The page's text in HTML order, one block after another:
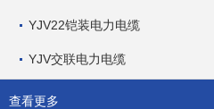
YJV22铠装电力电缆
YJV交联电力电缆
查看更多